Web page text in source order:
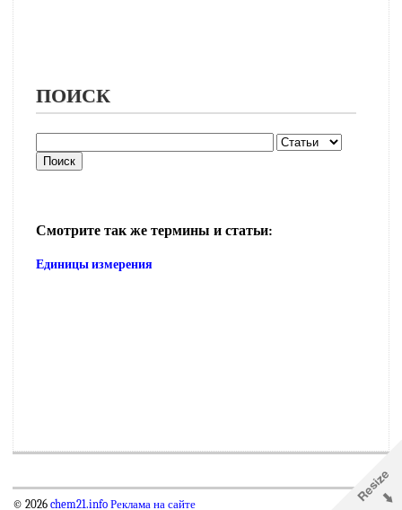
ПОИСК
Смотрите так же термины и статьи:
Единицы измерения
© 2026 chem21.info Реклама на сайте